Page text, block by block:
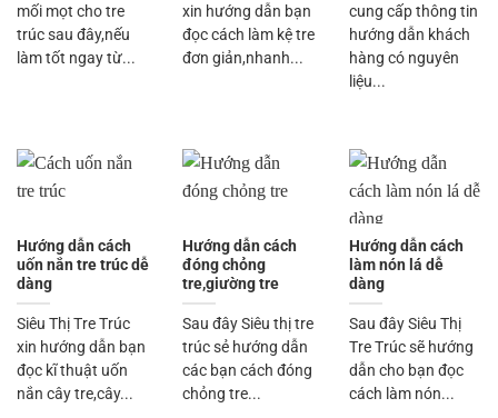
mối mọt cho tre
trúc sau đây,nếu
làm tốt ngay từ...
xin hướng dẫn bạn
đọc cách làm kệ tre
đơn giản,nhanh...
cung cấp thông tin
hướng dẫn khách
hàng có nguyên
liệu...
Hướng dẫn cách
uốn nắn tre trúc dễ
dàng
Siêu Thị Tre Trúc
xin hướng dẫn bạn
đọc kĩ thuật uốn
nắn cây tre,cây...
Hướng dẫn cách
đóng chỏng
tre,giường tre
Sau đây Siêu thị tre
trúc sẻ hướng dẫn
các bạn cách đóng
chỏng tre...
Hướng dẫn cách
làm nón lá dễ
dàng
Sau đây Siêu Thị
Tre Trúc sẽ hướng
dẫn cho bạn đọc
cách làm nón...